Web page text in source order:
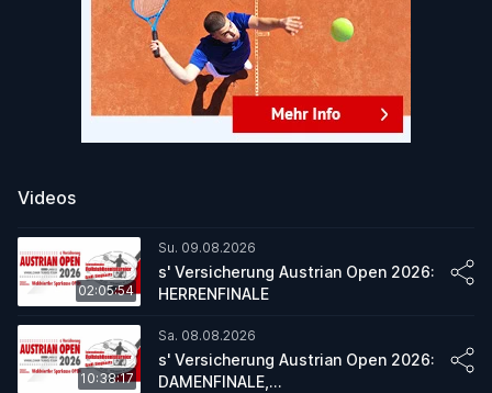
Videos
02:05:54
Su. 09.08.2026
s' Versicherung Austrian Open 2026:
HERRENFINALE
10:38:17
Sa. 08.08.2026
s' Versicherung Austrian Open 2026:
DAMENFINALE,